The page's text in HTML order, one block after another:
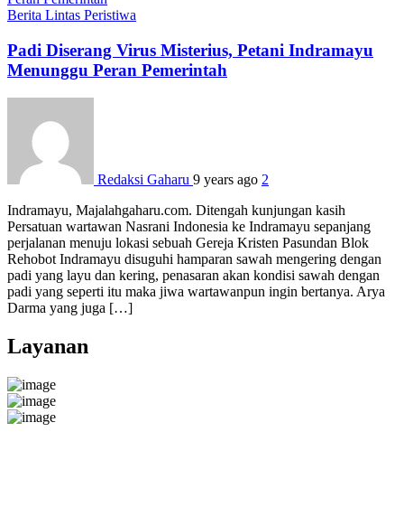
Berita Lintas Peristiwa
Padi Diserang Virus Misterius, Petani Indramayu
Menunggu Peran Pemerintah
Redaksi Gaharu 9 years ago 2
Indramayu, Majalahgaharu.com. Ditengah kunjungan kasih
Persatuan wartawan Nasrani Indonesia ke Indramayu sepanjang
perjalanan menuju lokasi sebuah Gereja Kristen Pasundan Blok
Rehobot Indramayu disuguhi hamparan sawah mengering dengan
padi yang layu dan kering, penasaran akan kondisi sawah dengan
padi yang seperti itu maka jiwa wartawanpun ingin bertanya. Arya
Darma yang juga […]
Layanan